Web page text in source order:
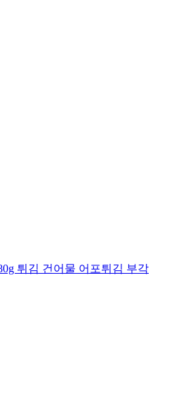
튀김 건어물 어포튀김 부각